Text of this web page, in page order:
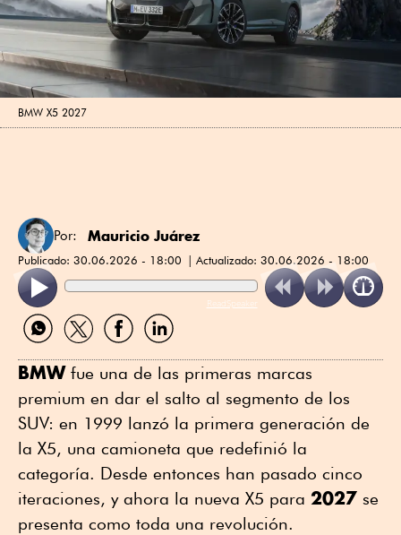
BMW X5 2027
Por: Mauricio Juárez
Publicado: 30.06.2026 - 18:00 Actualizado: 30.06.2026 - 18:00
ReadSpeaker
Compartir
por
Compartir
por
Compartir
por
Compartir
por
BMWfue una de las primeras marcas
premium en dar el salto al segmento de los
SUV: en 1999 lanzó la primera generación de
la X5, una camioneta que redefinió la
categoría. Desde entonces han pasado cinco
iteraciones, y ahora la nueva X5 para 2027 se
presenta como toda una revolución.